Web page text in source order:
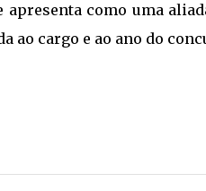
apresenta como uma
ao cargo e ao ano do